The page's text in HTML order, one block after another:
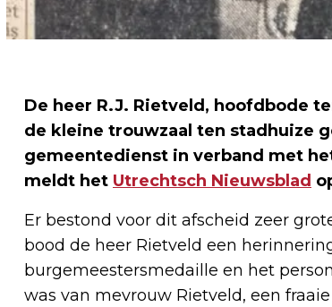
De heer R.J. Rietveld, hoofdbode
de kleine trouwzaal ten stadhuize
gemeentedienst in verband met
meldt het Utrechtsch Nieuwsblad
Er bestond voor dit afscheid zeer
bood de heer Rietveld een
burgemeestersmedaille en het
was van mevrouw Rietveld, een